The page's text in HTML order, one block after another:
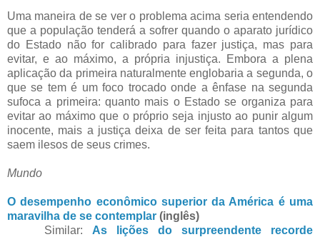
Uma maneira de se ver o problema acima seria entendendo
que a população tenderá a sofrer quando o aparato jurídico
do Estado não for calibrado para fazer justiça, mas para
evitar, e ao máximo, a própria injustiça. Embora a plena
aplicação da primeira naturalmente englobaria a segunda, o
que se tem é um foco trocado onde a ênfase na segunda
sufoca a primeira: quanto mais o Estado se organiza para
evitar ao máximo que o próprio seja injusto ao punir algum
inocente, mais a justiça deixa de ser feita para tantos que
saem ilesos de seus crimes.
Mundo
O desempenho econômico superior da América é uma
maravilha de se contemplar (inglês)
Similar: As lições do surpreendente recorde